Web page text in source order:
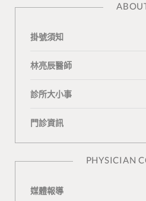
掛號須知
林亮辰醫師
診所大小事
門診資訊
PHYSICIAN
媒體報導